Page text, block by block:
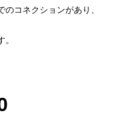
コネクションがあり、